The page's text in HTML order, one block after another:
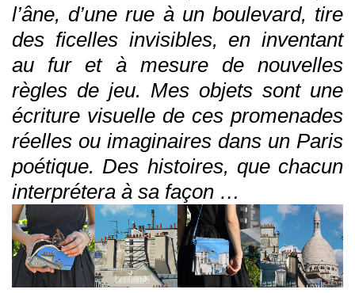
l’âne, d’une rue à un boulevard, tire
des ficelles invisibles, en inventant
au fur et à mesure de nouvelles
règles de jeu. Mes objets sont une
écriture visuelle de ces promenades
réelles ou imaginaires dans un Paris
poétique. Des histoires, que chacun
interprétera à sa façon …